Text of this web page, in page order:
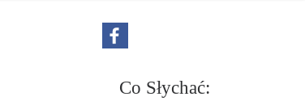
Co Słychać: